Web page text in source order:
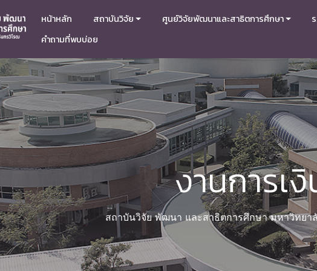
หน้าหลัก สถาบันวิจัย ศูนย์วิจัยพัฒนาและสาธิตการศึกษา
คำถามที่พบบ่อย
งานการเ
สถาบันวิจัย พัฒนา และสาธิตการศึกษา มหาวิทยา